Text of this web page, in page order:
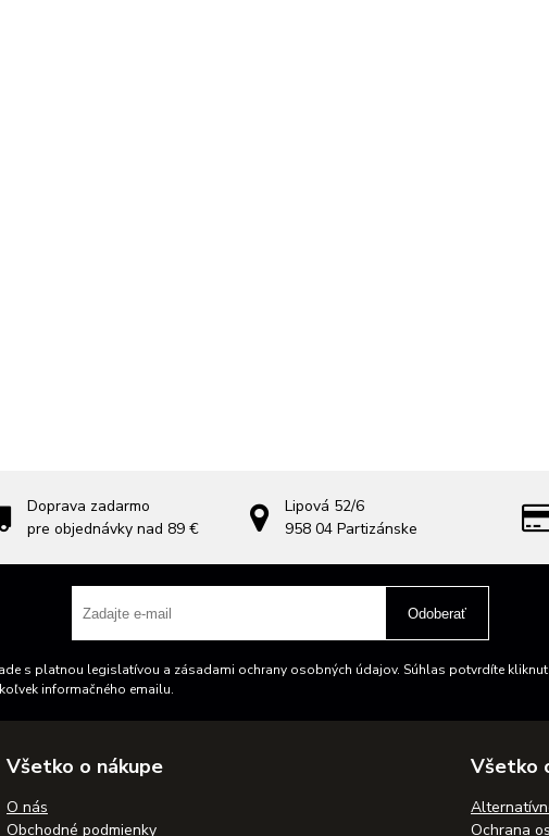
Doprava zadarmo
pre objednávky nad 89 €
Lipová 52/6
958 04 Partizánske
Odoberať
s platnou legislatívou a zásadami ochrany osobných údajov. Súhlas potvrdíte
informačného emailu.
Všetko o nákupe
O nás
Obchodné podmienky
Všetko
Ochrana